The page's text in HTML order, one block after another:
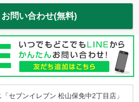
お問い合わせ(無料)
セブンイレブン 松山保免中2丁目店」